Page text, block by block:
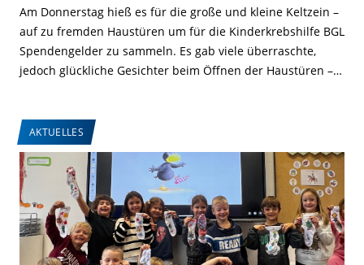
Am Donnerstag hieß es für die große und kleine Keltzein –
auf zu fremden Haustüren um für die Kinderkrebshilfe BGL
Spendengelder zu sammeln. Es gab viele überraschte,
jedoch glückliche Gesichter beim Öffnen der Haustüren –…
AKTUELLES